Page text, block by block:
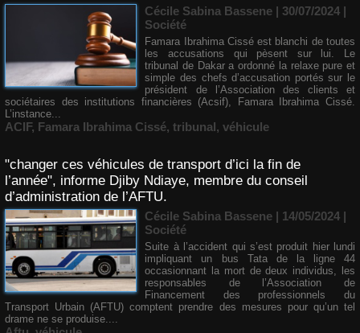
Cécile Sabina Bassene | 30/07/2024 |
Société
Famara Ibrahima Cissé est blanchi de toutes
les accusations qui pèsent sur lui. Le
tribunal de Dakar a ordonné la relaxe pure et
simple des chefs d’accusation portés sur le
président de l’Association des clients et
sociétaires des institutions financières (Acsif), Famara Ibrahima Cissé.
L’instance...
ACIF, Famara Ibrahima Cissé, tribunal, véhicule
"changer ces véhicules de transport d’ici la fin de
l’année", informe Djiby Ndiaye, membre du conseil
d’administration de l’AFTU.
Cécile Sabina Bassene | 14/05/2024 |
Société
Suite à l’accident qui s’est produit hier lundi
impliquant un bus Tata de la ligne 44
occasionnant la mort de deux individus, les
responsables de l’Association de
Financement des professionnels du
Transport Urbain (AFTU) comptent prendre des mesures pour qu’un tel
drame ne se produise....